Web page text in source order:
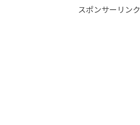
スポンサーリンク